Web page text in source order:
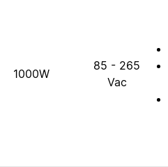
1000W
85 - 265
Vac